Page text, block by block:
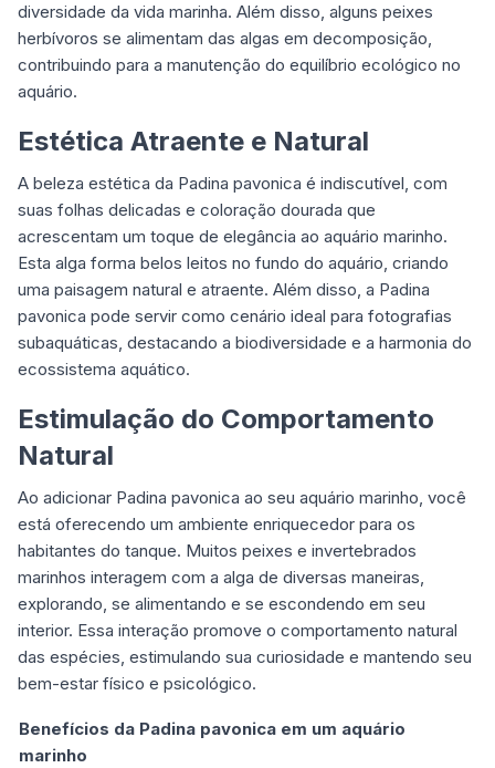
diversidade da vida marinha. Além disso, alguns peixes
herbívoros se alimentam das algas em decomposição,
contribuindo para a manutenção do equilíbrio ecológico no
aquário.
Estética Atraente e Natural
A beleza estética da Padina pavonica é indiscutível, com
suas folhas delicadas e coloração dourada que
acrescentam um toque de elegância ao aquário marinho.
Esta alga forma belos leitos no fundo do aquário, criando
uma paisagem natural e atraente. Além disso, a Padina
pavonica pode servir como cenário ideal para fotografias
subaquáticas, destacando a biodiversidade e a harmonia do
ecossistema aquático.
Estimulação do Comportamento
Natural
Ao adicionar Padina pavonica ao seu aquário marinho, você
está oferecendo um ambiente enriquecedor para os
habitantes do tanque. Muitos peixes e invertebrados
marinhos interagem com a alga de diversas maneiras,
explorando, se alimentando e se escondendo em seu
interior. Essa interação promove o comportamento natural
das espécies, estimulando sua curiosidade e mantendo seu
bem-estar físico e psicológico.
Benefícios da Padina pavonica em um aquário
marinho